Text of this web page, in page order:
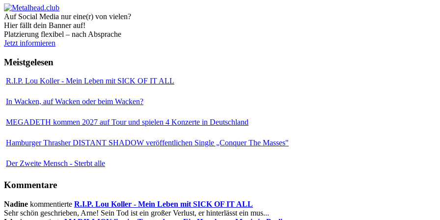
Auf Social Media nur eine(r) von vielen?
Hier fällt dein Banner auf!
Platzierung flexibel – nach Absprache
Jetzt informieren
Meistgelesen
R.I.P. Lou Koller - Mein Leben mit SICK OF IT ALL
In Wacken, auf Wacken oder beim Wacken?
MEGADETH kommen 2027 auf Tour und spielen 4 Konzerte in Deutschland
Hamburger Thrasher DISTANT SHADOW veröffentlichen Single „Conquer The Masses"
Der Zweite Mensch - Sterbt alle
Kommentare
Nadine kommentierte R.I.P. Lou Koller - Mein Leben mit SICK OF IT ALL
Sehr schön geschrieben, Arne! Sein Tod ist ein großer Verlust, er hinterlässt ein mus...